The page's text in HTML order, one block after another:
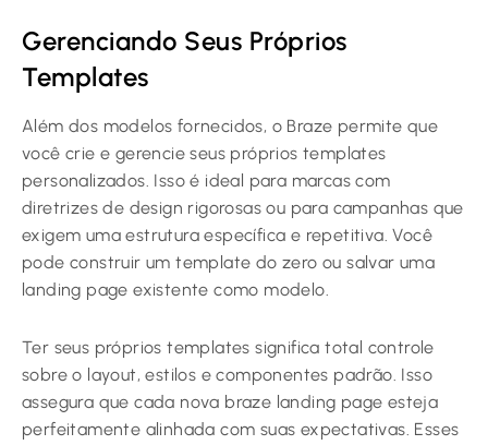
Gerenciando Seus Próprios
Templates
Além dos modelos fornecidos, o Braze permite que
você crie e gerencie seus próprios templates
personalizados. Isso é ideal para marcas com
diretrizes de design rigorosas ou para campanhas que
exigem uma estrutura específica e repetitiva. Você
pode construir um template do zero ou salvar uma
landing page existente como modelo.
Ter seus próprios templates significa total controle
sobre o layout, estilos e componentes padrão. Isso
assegura que cada nova braze landing page esteja
perfeitamente alinhada com suas expectativas. Esses